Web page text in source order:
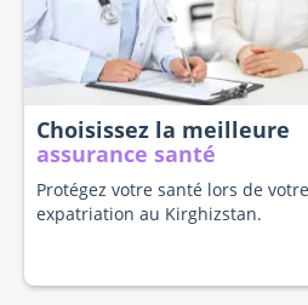
Choisissez la meilleure
assurance santé
Protégez votre santé lors de votre
expatriation au Kirghizstan.